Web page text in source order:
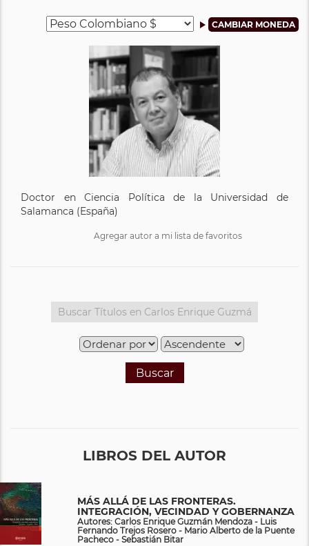
Doctor en Ciencia Política de la Universidad de
Salamanca (España)
Agregar autor a mi lista de favoritos
Buscar
LIBROS DEL AUTOR
MÁS ALLÁ DE LAS FRONTERAS.
INTEGRACIÓN, VECINDAD Y GOBERNANZA
Autores: Carlos Enrique Guzmán Mendoza - Luis
Fernando Trejos Rosero - Mario Alberto de la Puente
Pacheco - Sebastián Bitar